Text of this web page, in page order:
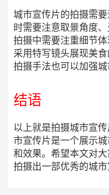
城市宣传片的拍摄需
时需要注意取景角度
拍摄中需要注重细节
采用特写镜头展现美
拍摄手法也可以加强
结语
以上就是拍摄城市宣
市宣传片是一个展示
和效果。希望本文对
拍摄出一部优秀的城市